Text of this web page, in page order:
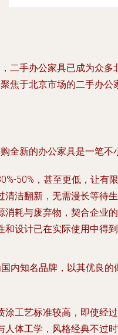
二手办公家具已成为众
焦于北京市场的二手办
全新的办公家具是一笔
50%，甚至更低，让有
清洁翻新，无需漫长等待
消耗与废弃物，契合企业的
和设计已在实际使用中得
内知名品牌，以其优良
涂工艺标准较高，即使经
人体工学，风格经典不过